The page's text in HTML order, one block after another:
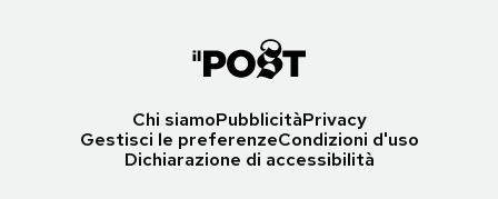
Chi siamoPubblicitàPrivacy
Gestisci le preferenzeCondizioni d'uso
Dichiarazione di accessibilità